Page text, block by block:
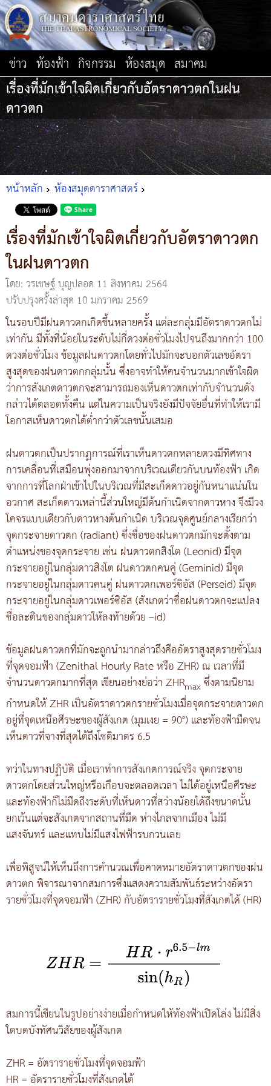
ข่าว ท้องฟ้า กิจกรรม ห้องสมุด สมาคม
เรื่องที่มักเข้าใจผิดเกี่ยวกับอัตราดาวตกในฝน
ดาวตก
หน้าหลัก ห้องสมุดดาราศาสตร์
เรื่องที่มักเข้าใจผิดเกี่ยวกับอัตราดาวตก
ในฝนดาวตก
โดย: วรเชษฐ์ บุญปลอด 11 สิงหาคม 2564
ปรับปรุงครั้งล่าสุด 10 มกราคม 2569
ในรอบปีมีฝนดาวตกเกิดขึ้นหลายครั้ง แต่ละกลุ่มมีอัตราดาวตกไม่
เท่ากัน มีทั้งที่น้อยในระดับไม่กี่ดวงต่อชั่วโมงไปจนถึงมากกว่า 100
ดวงต่อชั่วโมง ข้อมูลฝนดาวตกโดยทั่วไปมักจะบอกตัวเลขอัตรา
สูงสุดของฝนดาวตกกลุ่มนั้น ซึ่งอาจทำให้คนจำนวนมากเข้าใจผิด
ว่าการสังเกตดาวตกจะสามารถมองเห็นดาวตกเท่ากับจำนวนดัง
กล่าวได้ตลอดทั้งคืน แต่ในความเป็นจริงยังมีปัจจัยอื่นที่ทำให้เรามี
โอกาสเห็นดาวตกได้ต่ำกว่าตัวเลขนั้นเสมอ
ฝนดาวตกเป็นปรากฏการณ์ที่เราเห็นดาวตกหลายดวงมีทิศทาง
การเคลื่อนที่เสมือนพุ่งออกมาจากบริเวณเดียวกันบนท้องฟ้า เกิด
จากการที่โลกฝ่าเข้าไปในบริเวณที่มีสะเก็ดดาวอยู่กันหนาแน่นใน
อวกาศ สะเก็ดดาวเหล่านี้ส่วนใหญ่มีต้นกำเนิดจากดาวหาง จึงมีวง
โคจรแบบเดียวกับดาวหางต้นกำเนิด บริเวณจุดศูนย์กลางเรียกว่า
จุดกระจายดาวตก (radiant) ซึ่งชื่อของฝนดาวตกมักจะตั้งตาม
ตำแหน่งของจุดกระจาย เช่น ฝนดาวตกสิงโต (Leonid) มีจุด
กระจายอยู่ในกลุ่มดาวสิงโต ฝนดาวตกคนคู่ (Geminid) มีจุด
กระจายอยู่ในกลุ่มดาวคนคู่ ฝนดาวตกเพอร์ซิอัส (Perseid) มีจุด
กระจายอยู่ในกลุ่มดาวเพอร์ซิอัส (สังเกตว่าชื่อฝนดาวตกจะแปลง
ชื่อละตินของกลุ่มดาวให้ลงท้ายด้วย –id)
ข้อมูลฝนดาวตกที่มักจะถูกนำมากล่าวถึงคืออัตราสูงสุดรายชั่วโมง
ที่จุดจอมฟ้า (Zenithal Hourly Rate หรือ ZHR) ณ เวลาที่มี
จำนวนดาวตกมากที่สุด เขียนอย่างย่อว่า ZHRmaxซึ่งตามนิยาม
กำหนดให้ ZHR เป็นอัตราดาวตกรายชั่วโมงเมื่อจุดกระจายดาวตก
อยู่ที่จุดเหนือศีรษะของผู้สังเกต (มุมเงย = 90°) และท้องฟ้ามืดจน
เห็นดาวที่จางที่สุดได้ถึงโชติมาตร 6.5
ทว่าในทางปฏิบัติ เมื่อเราทำการสังเกตการณ์จริง จุดกระจาย
ดาวตกโดยส่วนใหญ่หรือเกือบจะตลอดเวลา ไม่ได้อยู่เหนือศีรษะ
และท้องฟ้าก็ไม่มืดถึงระดับที่เห็นดาวที่สว่างน้อยได้ถึงขนาดนั้น
ยกเว้นแต่จะสังเกตจากสถานที่มืด ห่างไกลจากเมือง ไม่มี
แสงจันทร์ และแทบไม่มีแสงไฟฟ้ารบกวนเลย
เพื่อพิสูจน์ให้เห็นถึงการคำนวณเพื่อคาดหมายอัตราดาวตกของฝน
ดาวตก พิจารณาจากสมการซึ่งแสดงความสัมพันธ์ระหว่างอัตรา
รายชั่วโมงที่จุดจอมฟ้า (ZHR) กับอัตรารายชั่วโมงที่สังเกตได้ (HR)
สมการนี้เขียนในรูปอย่างง่ายเมื่อกำหนดให้ท้องฟ้าเปิดโล่ง ไม่มีสิ่ง
ใดบดบังทัศนวิสัยของผู้สังเกต
ZHR = อัตรารายชั่วโมงที่จุดจอมฟ้า
HR = อัตรารายชั่วโมงที่สังเกตได้